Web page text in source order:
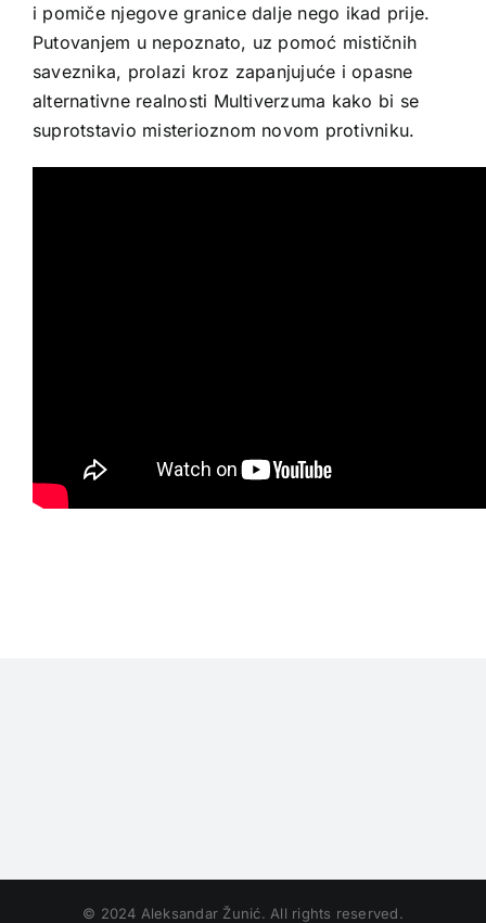
i pomiče njegove granice dalje nego ikad prije.
Putovanjem u nepoznato, uz pomoć mističnih
saveznika, prolazi kroz zapanjujuće i opasne
alternativne realnosti Multiverzuma kako bi se
suprotstavio misterioznom novom protivniku.
© 2024 Aleksandar Žunić. All rights reserved.